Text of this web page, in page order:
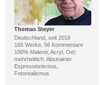
Thomas Steyer
Deutschland, seit 2016
165 Werke, 56 Kommentare
100% Malerei; Acryl, Oel;
mehrheitlich: Abstrakter
Expressionismus,
Fotorealismus